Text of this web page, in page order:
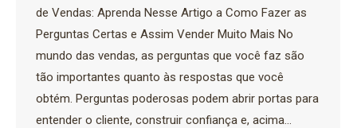
de Vendas: Aprenda Nesse Artigo a Como Fazer as
Perguntas Certas e Assim Vender Muito Mais No
mundo das vendas, as perguntas que você faz são
tão importantes quanto às respostas que você
obtém. Perguntas poderosas podem abrir portas para
entender o cliente, construir confiança e, acima…